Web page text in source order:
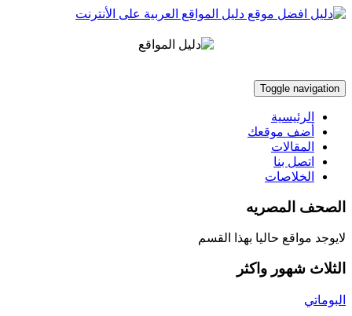
Toggle navigation
الرئيسية
أضف موقعك
المقالات
اتصل بنا
الخلاصات
الصحف المصريه
لايوجد مواقع حاليا بهذا القسم
الثلاث شهور واكثر
البوماتي